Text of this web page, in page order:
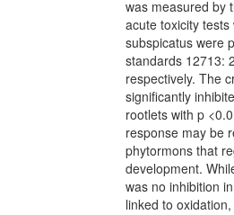
was measured by
acute toxicity
subspicatus were
standards 12713:
respectively. The
significantly
rootlets with p
response may be
phytormons that
development.
was no inhibition
linked to